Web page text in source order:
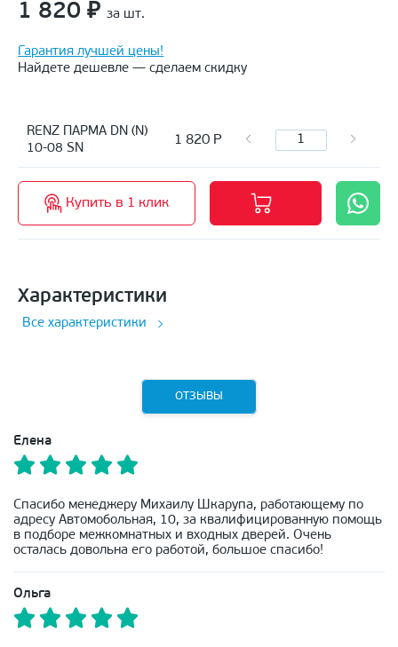
1 820 ₽ за шт.
Гарантия лучшей цены!
Найдете дешевле — сделаем скидку
RENZ ПАРМА DN (N)
10-08 SN
1 820 Р
Купить в 1 клик
Характеристики
Все характеристики
ОТЗЫВЫ
Елена
Спасибо менеджеру Михаилу Шкарупа, работающему по
адресу Автомобольная, 10, за квалифицированную помощь
в подборе межкомнатных и входных дверей. Очень
осталась довольна его работой, большое спасибо!
Ольга